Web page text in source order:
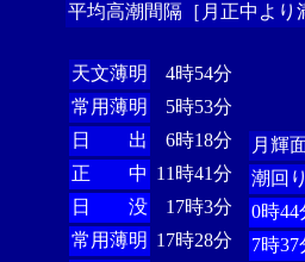
平均高潮間隔［月正中より
天文薄明
4時54分
常用薄明
5時53分
日 出
6時18分
正 中 11時41分
日 没
17時3分
常用薄明 17時28分
月輝
潮回り
0時44
7時37